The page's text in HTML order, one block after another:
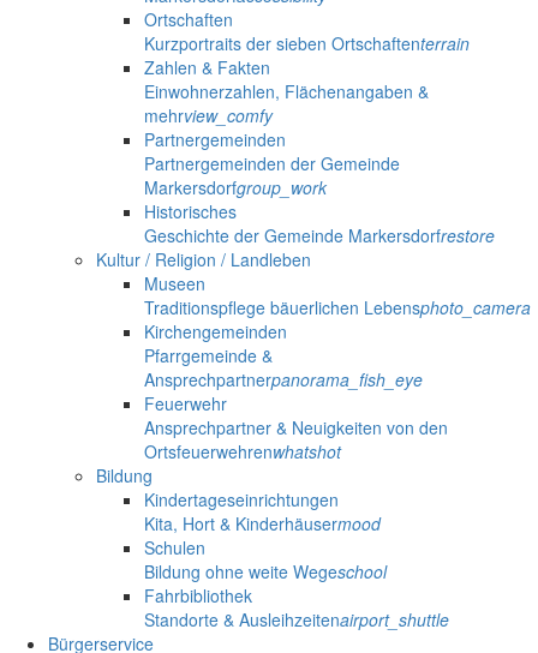
Ortschaften
Kurzportraits der sieben Ortschaftenterrain
Zahlen & Fakten
Einwohnerzahlen, Flächenangaben &
mehrview_comfy
Partnergemeinden
Partnergemeinden der Gemeinde
Markersdorfgroup_work
Historisches
Geschichte der Gemeinde Markersdorfrestore
Kultur / Religion / Landleben
Museen
Traditionspflege bäuerlichen Lebensphoto_camera
Kirchengemeinden
Pfarrgemeinde &
Ansprechpartnerpanorama_fish_eye
Feuerwehr
Ansprechpartner & Neuigkeiten von den
Ortsfeuerwehrenwhatshot
Bildung
Kindertageseinrichtungen
Kita, Hort & Kinderhäusermood
Schulen
Bildung ohne weite Wegeschool
Fahrbibliothek
Standorte & Ausleihzeitenairport_shuttle
Bürgerservice